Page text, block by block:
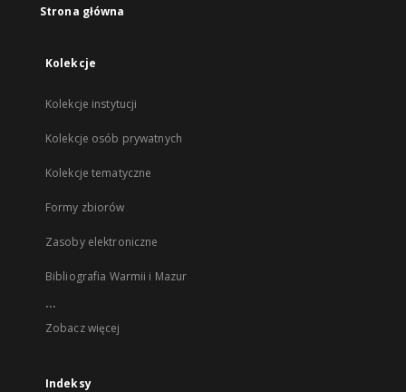
Strona główna
Kolekcje
Kolekcje instytucji
Kolekcje osób prywatnych
Kolekcje tematyczne
Formy zbiorów
Zasoby elektroniczne
Bibliografia Warmii i Mazur
...
Zobacz więcej
Indeksy